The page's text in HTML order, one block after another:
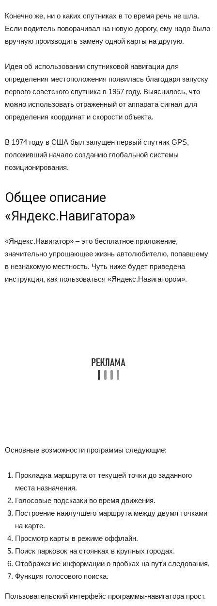
Конечно же, ни о каких спутниках в то время речь не шла.
Если водитель поворачивал на новую дорогу, ему надо было
вручную производить замену одной карты на другую.
Идея об использовании спутниковой навигации для
определения местоположения появилась благодаря запуску
первого советского спутника в 1957 году. Выяснилось, что
можно использовать отраженный от аппарата сигнал для
определения координат и скорости объекта.
В 1974 году в США был запущен первый спутник GPS,
положивший начало созданию глобальной системы
позиционирования.
Общее описание
«Яндекс.Навигатора»
«Яндекс.Навигатор» – это бесплатное приложение,
значительно упрощающее жизнь автолюбителю, попавшему
в незнакомую местность. Чуть ниже будет приведена
инструкция, как пользоваться «Яндекс.Навигатором».
Основные возможности программы следующие:
Прокладка маршрута от текущей точки до заданного
места назначения.
Голосовые подсказки во время движения.
Построение наилучшего маршрута между двумя точками
на карте.
Просмотр карты в режиме оффлайн.
Поиск парковок на стоянках в крупных городах.
Отображение информации о пробках на пути следования.
Функция голосового поиска.
Пользовательский интерфейс программы-навигатора прост.